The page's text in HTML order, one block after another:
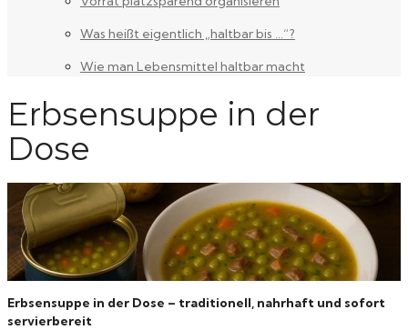
Was heißt eigentlich „haltbar bis …“?
Wie man Lebensmittel haltbar macht
Erbsensuppe in der
Dose
Erbsensuppe in der Dose – traditionell, nahrhaft und sofort
servierbereit